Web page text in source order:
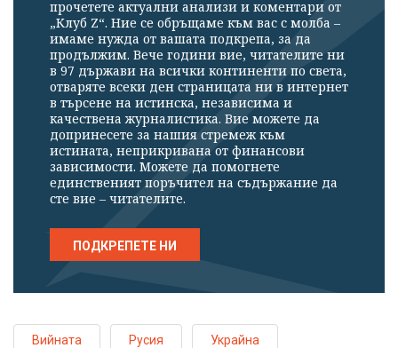
прочетете актуални анализи и коментари от
„Клуб Z“. Ние се обръщаме към вас с молба –
имаме нужда от вашата подкрепа, за да
продължим. Вече години вие, читателите ни
в 97 държави на всички континенти по света,
отваряте всеки ден страницата ни в интернет
в търсене на истинска, независима и
качествена журналистика. Вие можете да
допринесете за нашия стремеж към
истината, неприкривана от финансови
зависимости. Можете да помогнете
единственият поръчител на съдържание да
сте вие – читателите.
ПОДКРЕПЕТЕ НИ
Вийната Русия Украйна